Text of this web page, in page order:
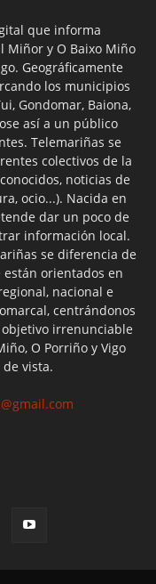
que informa
Miñor y O Baixo Miño
Geográficamente
los municipios
Gondomar, Baiona,
así a un público
Telemariñas se
colectivos de la
noticias de
ocio...). Nacida en
dar un poco de
información local.
se diferencia de
orientados en
nacional e
centrándonos
irrenunciable
O Porriño y Vigo
vista.